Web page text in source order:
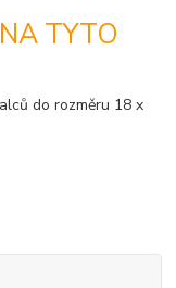
TYTO
do rozměru 18 x